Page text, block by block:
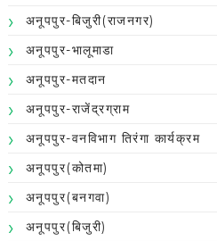
अनूपपुर-बिजुरी(राजनगर)
अनूपपुर-भालूमाडा
अनूपपुर-मतदान
अनूपपुर-राजेंद्रग्राम
अनूपपुर-वनविभाग तिरंगा कार्यक्रम
अनूपपुर(कोतमा)
अनूपपुर(बनगवा)
अनूपपुर(बिजुरी)